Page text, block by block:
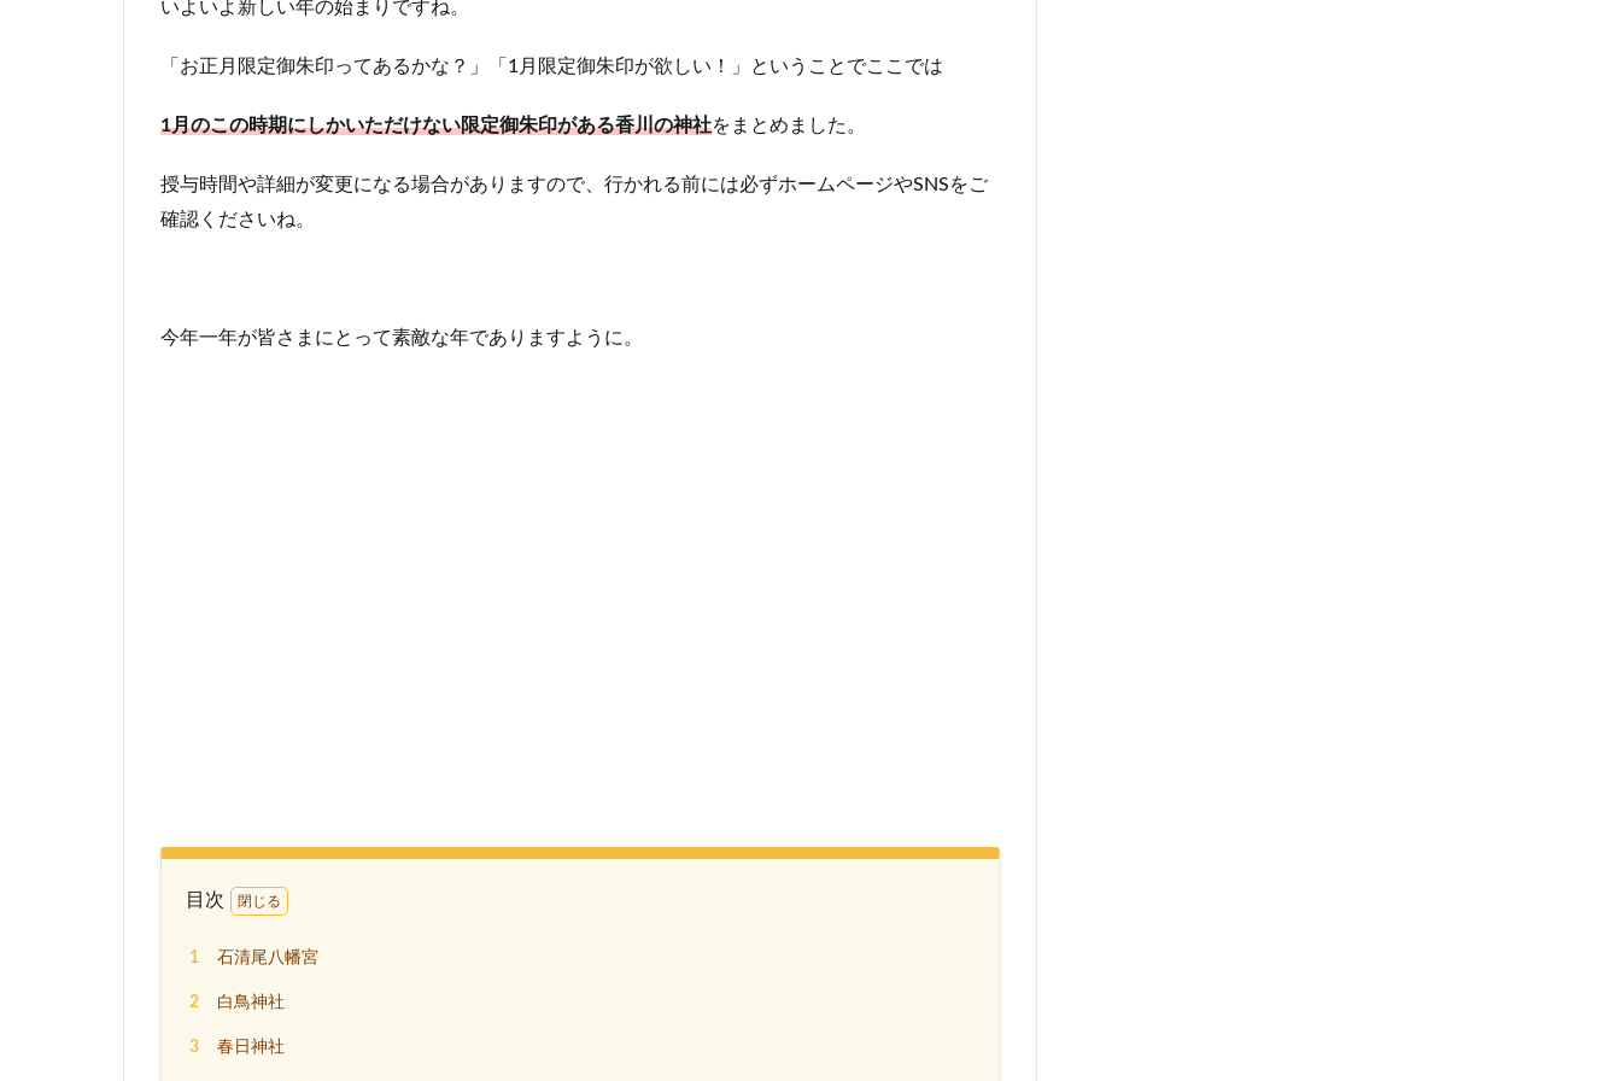
いよいよ新しい年の始まりですね。
「お正月限定御朱印ってあるかな？」「1月限定御朱印が欲しい！」ということでここでは
1月のこの時期にしかいただけない限定御朱印がある香川の神社をまとめました。
授与時間や詳細が変更になる場合がありますので、行かれる前には必ずホームページやSNSをご
確認くださいね。
今年一年が皆さまにとって素敵な年でありますように。
目次
1 石清尾八幡宮
2 白鳥神社
3 春日神社